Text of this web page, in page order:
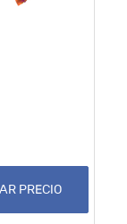
PRECIO